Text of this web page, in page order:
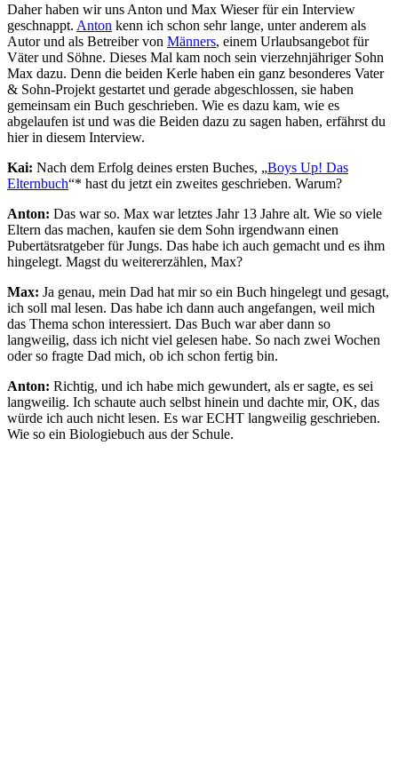
Daher haben wir uns Anton und Max Wieser für ein Interview
geschnappt. Anton kenn ich schon sehr lange, unter anderem als
Autor und als Betreiber von Männers, einem Urlaubsangebot für
Väter und Söhne. Dieses Mal kam noch sein vierzehnjähriger Sohn
Max dazu. Denn die beiden Kerle haben ein ganz besonderes Vater
& Sohn-Projekt gestartet und gerade abgeschlossen, sie haben
gemeinsam ein Buch geschrieben. Wie es dazu kam, wie es
abgelaufen ist und was die Beiden dazu zu sagen haben, erfährst du
hier in diesem Interview.
Kai: Nach dem Erfolg deines ersten Buches, „Boys Up! Das
Elternbuch“* hast du jetzt ein zweites geschrieben. Warum?
Anton: Das war so. Max war letztes Jahr 13 Jahre alt. Wie so viele
Eltern das machen, kaufen sie dem Sohn irgendwann einen
Pubertätsratgeber für Jungs. Das habe ich auch gemacht und es ihm
hingelegt. Magst du weitererzählen, Max?
Max: Ja genau, mein Dad hat mir so ein Buch hingelegt und gesagt,
ich soll mal lesen. Das habe ich dann auch angefangen, weil mich
das Thema schon interessiert. Das Buch war aber dann so
langweilig, dass ich nicht viel gelesen habe. So nach zwei Wochen
oder so fragte Dad mich, ob ich schon fertig bin.
Anton: Richtig, und ich habe mich gewundert, als er sagte, es sei
langweilig. Ich schaute auch selbst hinein und dachte mir, OK, das
würde ich auch nicht lesen. Es war ECHT langweilig geschrieben.
Wie so ein Biologiebuch aus der Schule.